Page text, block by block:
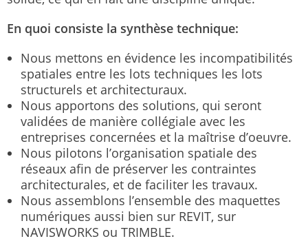
En quoi consiste la synthèse technique:
Nous mettons en évidence les incompatibilités
spatiales entre les lots techniques les lots
structurels et architecturaux.
Nous apportons des solutions, qui seront
validées de manière collégiale avec les
entreprises concernées et la maîtrise d’oeuvre.
Nous pilotons l’organisation spatiale des
réseaux afin de préserver les contraintes
architecturales, et de faciliter les travaux.
Nous assemblons l’ensemble des maquettes
numériques aussi bien sur REVIT, sur
NAVISWORKS ou TRIMBLE.